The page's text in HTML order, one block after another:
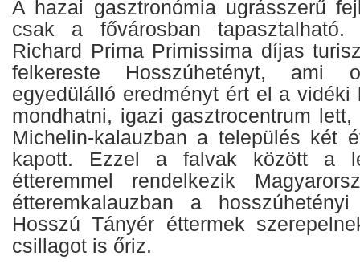
A hazai gasztronómia ugrásszerű
csak a fővárosban
Richard Prima Primissima díjas
felkereste Hosszúhetényt, ami
egyedülálló eredményt ért el a vidéki
mondhatni, igazi gasztrocentrum
Michelin-kalauzban a település két
kapott. Ezzel a falvak között a
étteremmel rendelkezik
étteremkalauzban a
Hosszú Tányér éttermek
csillagot is őriz.